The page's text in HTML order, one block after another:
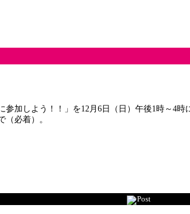
加しよう！！」を12月6日（日）午後1時～4
（必着）。
Post